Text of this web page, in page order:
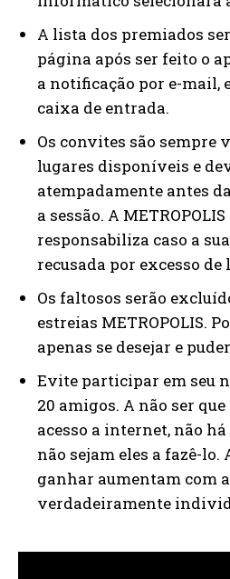
A lista dos premiados
página após ser feito o
a notificação por e-mail,
caixa de entrada.
Os convites são sempre
lugares disponíveis e
atempadamente antes
a sessão. A
responsabiliza caso a
recusada por excesso de
Os faltosos serão
estreias METROPOLIS.
apenas se desejar e
Evite participar em seu
20 amigos. A não ser
acesso a internet, não
não sejam eles a fazê-lo.
ganhar aumentam com
verdadeiramente